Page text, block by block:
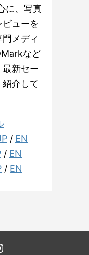
に、写真
ューを
メディ
など
最新セー
介して
/ EN
/ EN
/ EN